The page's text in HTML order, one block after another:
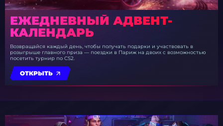
ЕЖЕДНЕВНЫЙ АДВЕНТ-
КАЛЕНДАРЬ
Возвращайся каждый день, чтобы получать подарки и участвовать в
розыгрыше главного приза — поездки в Париж на двоих с возможностью
посетить турнир по CS2.
ОТКРЫТЬ